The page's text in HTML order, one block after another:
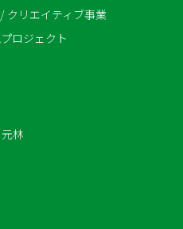
クリエイティブ事業
ロジェクト
林